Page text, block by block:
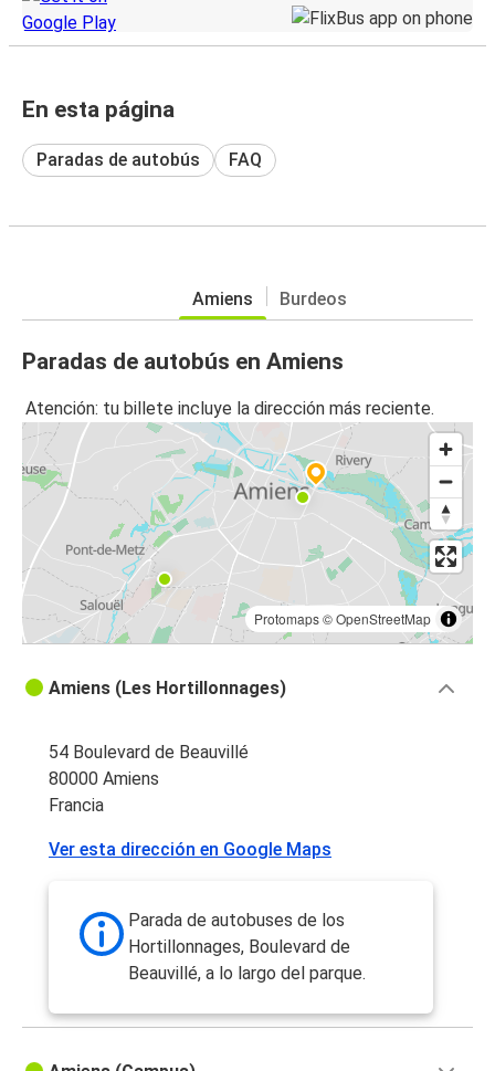
En esta página
Paradas de autobús FAQ
Amiens Burdeos
Paradas de autobús en Amiens
Atención: tu billete incluye la dirección más reciente.
Protomaps©OpenStreetMap
Amiens (Les Hortillonnages)
54 Boulevard de Beauvillé
80000 Amiens
Francia
Ver esta dirección en Google Maps
Parada de autobuses de los
Hortillonnages, Boulevard de
Beauvillé, a lo largo del parque.